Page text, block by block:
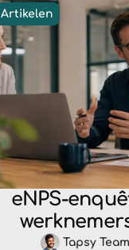
Artikelen
eNPS-
Tapsy Team